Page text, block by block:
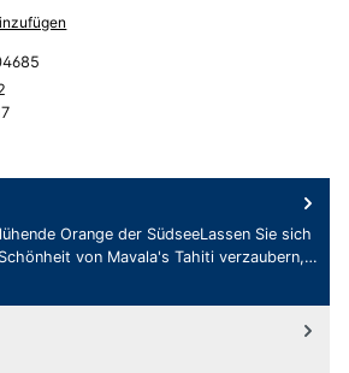
Orange der SüdseeLassen Sie sich
von Mavala's Tahiti verzaubern,…